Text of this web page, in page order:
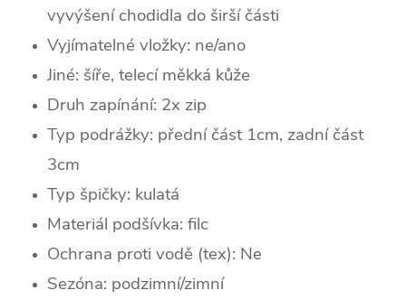
vyvýšení chodidla do širší části
Vyjímatelné vložky: ne/ano
Jiné: šíře, telecí měkká kůže
Druh zapínání: 2x zip
Typ podrážky: přední část 1cm, zadní část
3cm
Typ špičky: kulatá
Materiál podšívka: filc
Ochrana proti vodě (tex): Ne
Sezóna: podzimní/zimní